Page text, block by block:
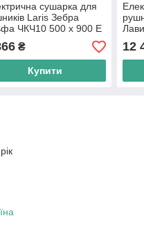
сушарка для
Laris Зебра
ЧКЧ10 500 х 900 Е
праворуч) R3
₴
Купити
Е
12